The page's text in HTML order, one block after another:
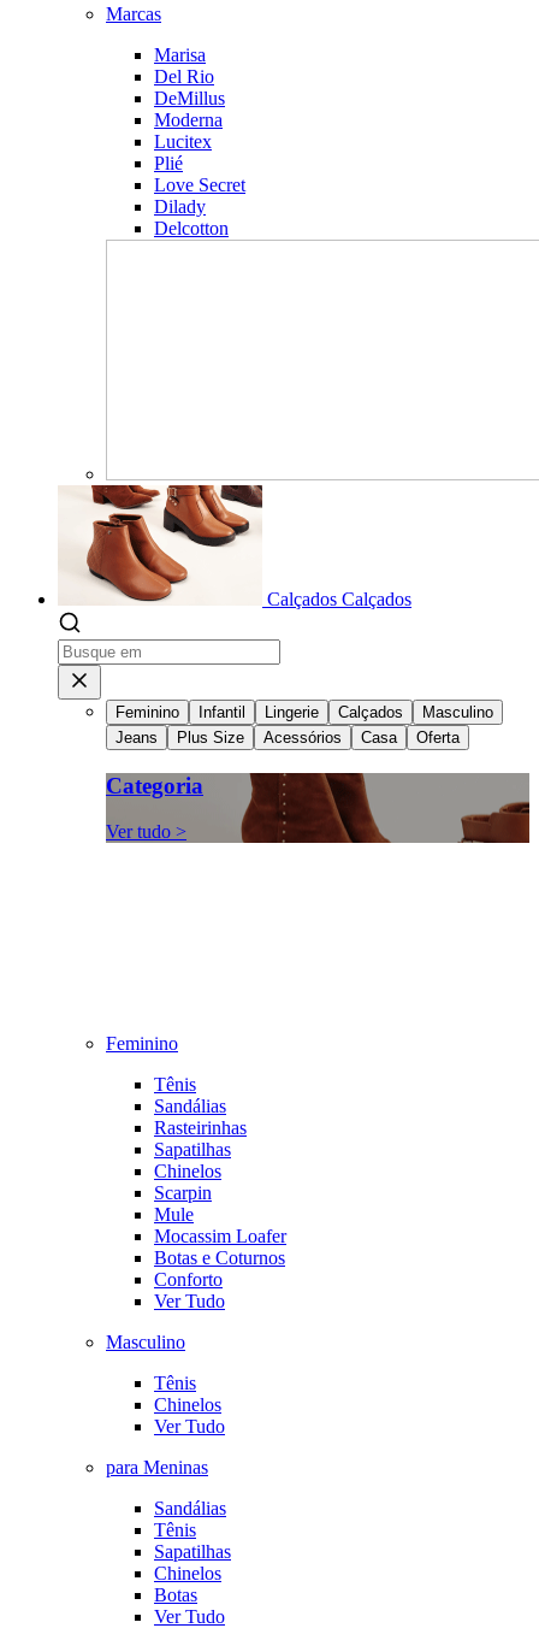
Marcas
Marisa
Del Rio
DeMillus
Moderna
Lucitex
Plié
Love Secret
Dilady
Delcotton
Calçados Calçados
Feminino Infantil Lingerie Calçados
Masculino
Jeans
Plus Size Acessórios Casa Oferta
Categoria
Ver tudo >
Feminino
Tênis
Sandálias
Rasteirinhas
Sapatilhas
Chinelos
Scarpin
Mule
Mocassim Loafer
Botas e Coturnos
Conforto
Ver Tudo
Masculino
Tênis
Chinelos
Ver Tudo
para Meninas
Sandálias
Tênis
Sapatilhas
Chinelos
Botas
Ver Tudo